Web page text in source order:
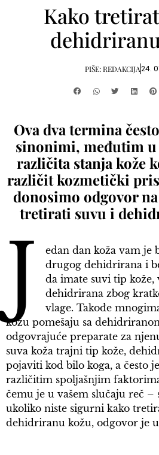
Kako
PIŠE:REDAKCIJA24.
Ova dva termina
sinonimi, međutim u
različita stanja kože
različit kozmetički
donosimo odgovor
tretirati suvu i
J
edan dan koža vam je
drugog dehidrirana i
da imate suvi tip kože,
dehidrirana zbog
vlage. Takođe
kožu pomešaju sa
odgovrajuće preparate za
suva koža trajni tip kože,
pojaviti kod bilo koga, a često
različitim spoljašnjim
čemu je u vašem slučaju reč –
ukoliko niste sigurni kako
dehidriranu kožu, odgovor je